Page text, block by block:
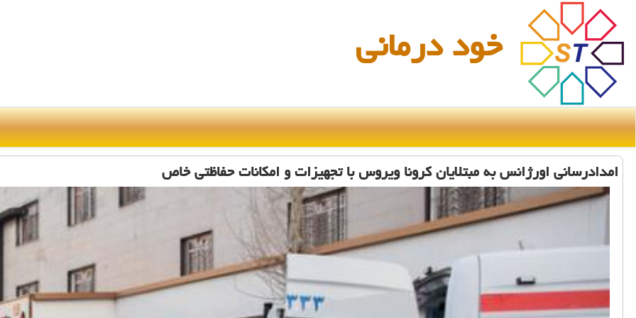
خود درمانی
امدادرسانی اورژانس به مبتلایان كرونا ویروس با تجهیزات و امكانات حفاظتی خاص